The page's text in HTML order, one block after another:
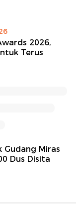
2026,
Terus
Gudang Miras
Dus Disita